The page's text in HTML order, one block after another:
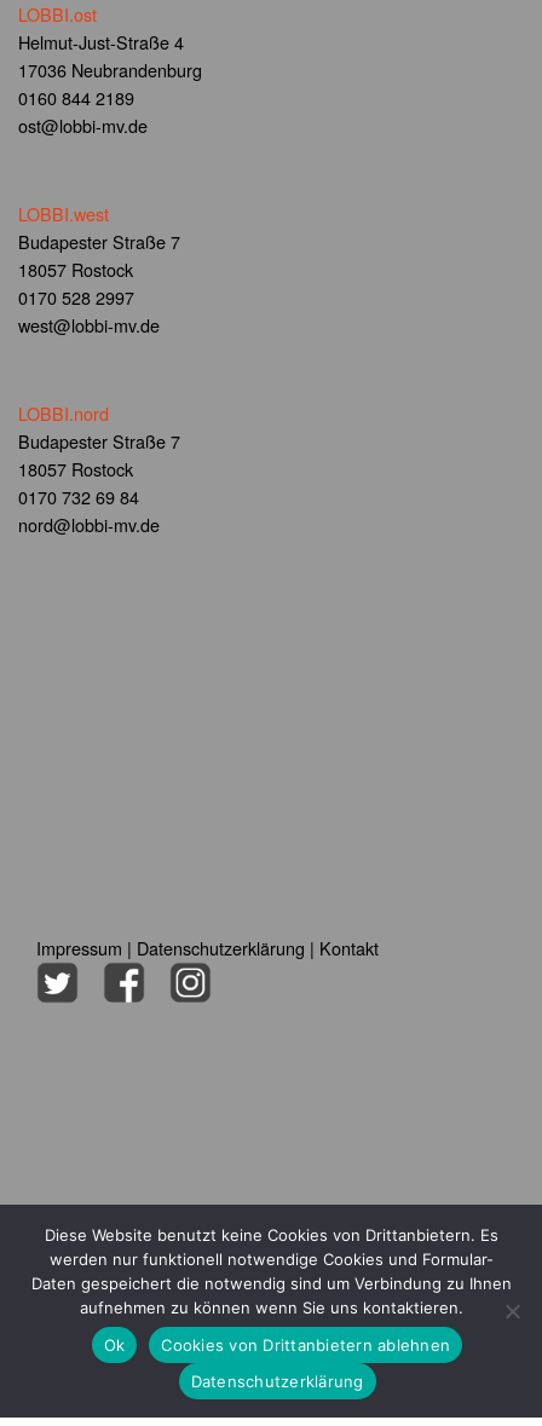
LOBBI.ost
Helmut-Just-Straße 4
17036 Neubrandenburg
0160 844 2189
ost@lobbi-mv.de
LOBBI.west
Budapester Straße 7
18057 Rostock
0170 528 2997
west@lobbi-mv.de
LOBBI.nord
Budapester Straße 7
18057 Rostock
0170 732 69 84
nord@lobbi-mv.de
Impressum | Datenschutzerklärung | Kontakt
Mitglied im
Diese Website benutzt keine Cookies von Drittanbietern. Es
werden nur funktionell notwendige Cookies und Formular-
Daten gespeichert die notwendig sind um Verbindung zu Ihnen
aufnehmen zu können wenn Sie uns kontaktieren.
Ok
Cookies von Drittanbietern ablehnen
Datenschutzerklärung